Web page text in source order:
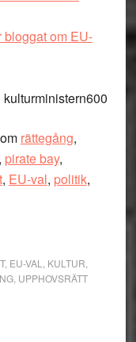
bloggat om EU-
rättegång,
pirate bay,
, EU-val, politik,
, EU-VAL KULTUR
, UPPHOVSRÄTT